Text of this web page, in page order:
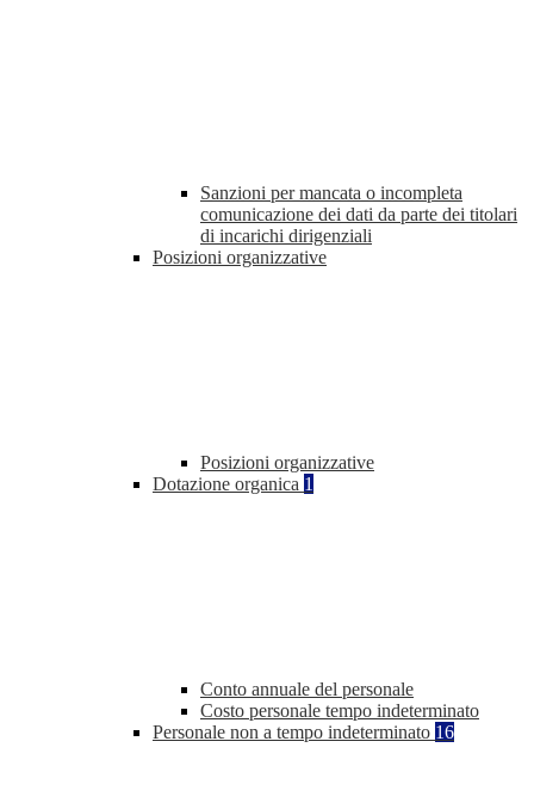
Sanzioni per mancata o incompleta
comunicazione dei dati da parte dei titolari
di incarichi dirigenziali
Posizioni organizzative
Posizioni organizzative
Dotazione organica 1
Conto annuale del personale
Costo personale tempo indeterminato
Personale non a tempo indeterminato 16